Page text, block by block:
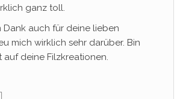
ganz toll.
Dank auch für deine lieben
mich wirklich sehr darüber. Bin
deine Filzkreationen.